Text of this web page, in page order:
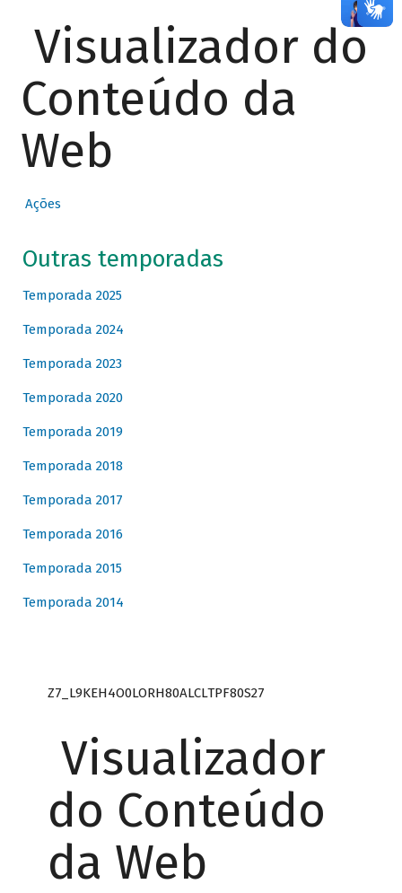
Visualizador do
Conteúdo da
Web
Ações
Outras temporadas
Temporada 2025
Temporada 2024
Temporada 2023
Temporada 2020
Temporada 2019
Temporada 2018
Temporada 2017
Temporada 2016
Temporada 2015
Temporada 2014
Z7_L9KEH4O0LORH80ALCLTPF80S27
Visualizador
do Conteúdo
da Web